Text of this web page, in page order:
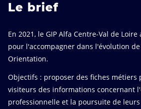
Le brief
En 2021, le GIP Alfa Centre-Val de Loire
pour l'accompagner dans l'évolution
Orientation.
Objectifs : proposer des fiches métiers
visiteurs des informations concernant
professionnelle et la poursuite de